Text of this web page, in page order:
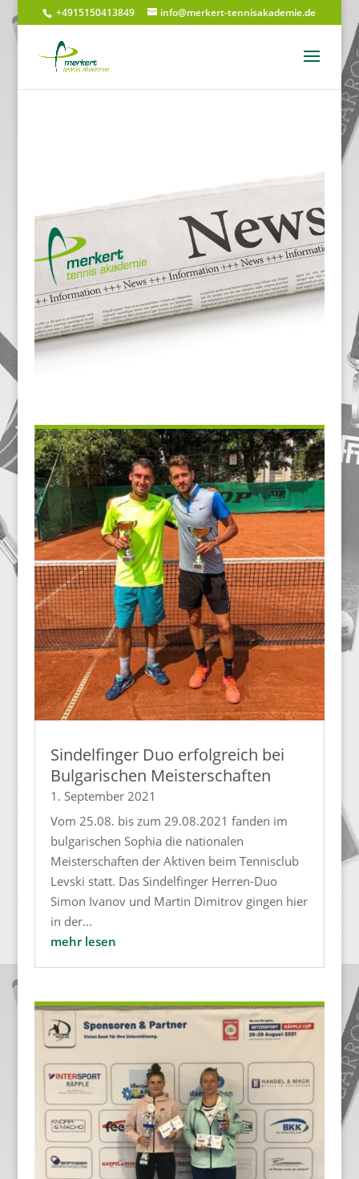
+4915150413849 info@merkert-tennisakademie.de
Sindelfinger Duo erfolgreich bei
Bulgarischen Meisterschaften
1. September 2021
Vom 25.08. bis zum 29.08.2021 fanden im
bulgarischen Sophia die nationalen
Meisterschaften der Aktiven beim Tennisclub
Levski statt. Das Sindelfinger Herren-Duo
Simon Ivanov und Martin Dimitrov gingen hier
in der...
mehr lesen